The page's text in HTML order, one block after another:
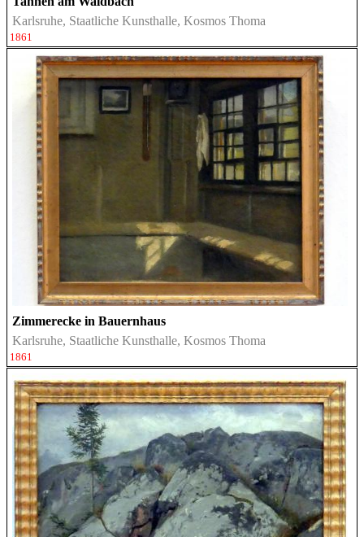
Karlsruhe, Staatliche Kunsthalle, Kosmos Thoma
1861
Zimmerecke in Bauernhaus
Karlsruhe, Staatliche Kunsthalle, Kosmos Thoma
1861